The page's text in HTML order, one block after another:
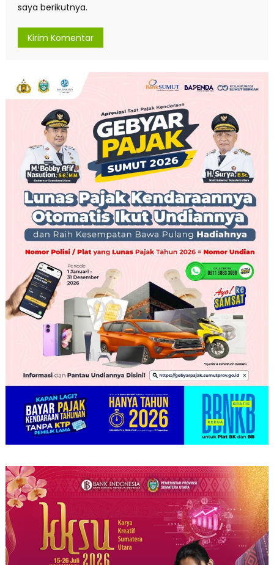
saya berikutnya.